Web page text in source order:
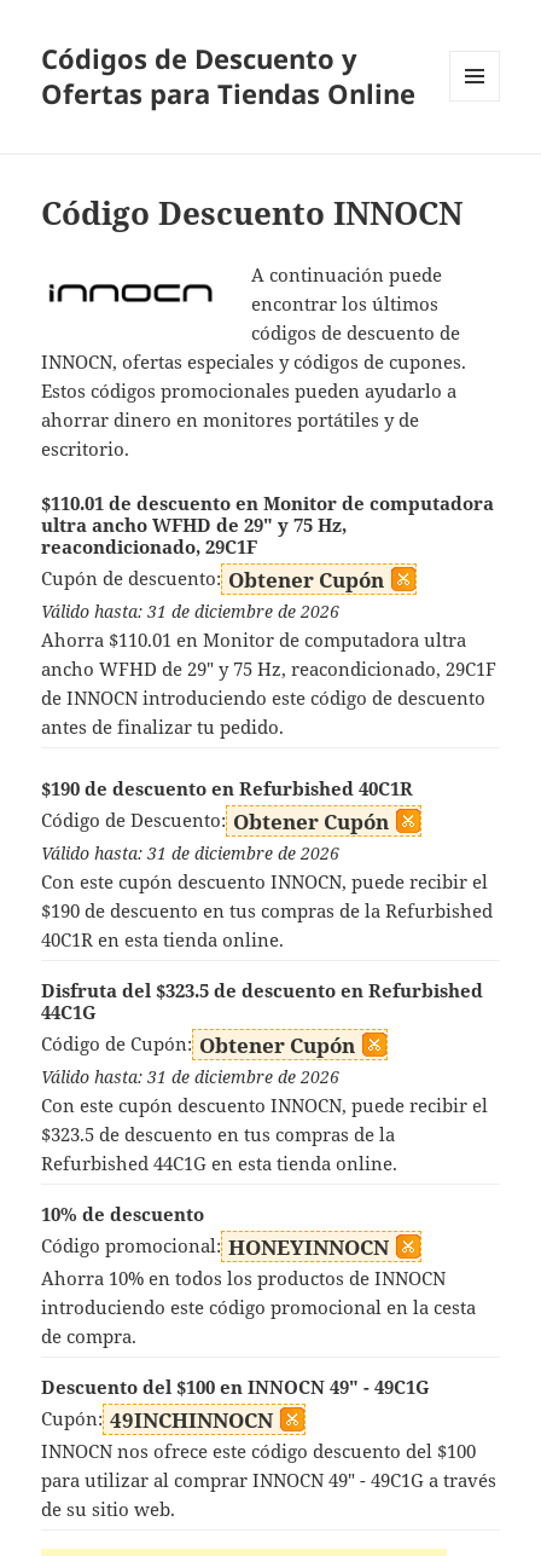
Códigos de Descuento y
Ofertas para Tiendas Online
Código Descuento INNOCN
A continuación puede
encontrar los últimos
códigos de descuento de
INNOCN, ofertas especiales y códigos de cupones.
Estos códigos promocionales pueden ayudarlo a
ahorrar dinero en monitores portátiles y de
escritorio.
$110.01 de descuento en Monitor de computadora
ultra ancho WFHD de 29" y 75 Hz,
reacondicionado, 29C1F
Cupón de descuento: Obtener Cupón
Válido hasta: 31 de diciembre de 2026
Ahorra $110.01 en Monitor de computadora ultra
ancho WFHD de 29" y 75 Hz, reacondicionado, 29C1F
de INNOCN introduciendo este código de descuento
antes de finalizar tu pedido.
$190 de descuento en Refurbished 40C1R
Código de Descuento: Obtener Cupón
Válido hasta: 31 de diciembre de 2026
Con este cupón descuento INNOCN, puede recibir el
$190 de descuento en tus compras de la Refurbished
40C1R en esta tienda online.
Disfruta del $323.5 de descuento en Refurbished
44C1G
Código de Cupón: Obtener Cupón
Válido hasta: 31 de diciembre de 2026
Con este cupón descuento INNOCN, puede recibir el
$323.5 de descuento en tus compras de la
Refurbished 44C1G en esta tienda online.
10% de descuento
Código promocional: HONEYINNOCN
Ahorra 10% en todos los productos de INNOCN
introduciendo este código promocional en la cesta
de compra.
Descuento del $100 en INNOCN 49" - 49C1G
Cupón: 49INCHINNOCN
INNOCN nos ofrece este código descuento del $100
para utilizar al comprar INNOCN 49" - 49C1G a través
de su sitio web.